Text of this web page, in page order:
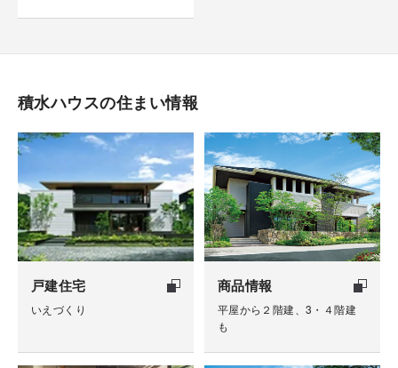
積水ハウスの住まい情報
戸建住宅
いえづくり
商品情報
平屋から２階建、3・４階建
も